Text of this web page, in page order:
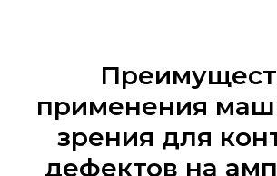
применения
зрения для
дефектов на